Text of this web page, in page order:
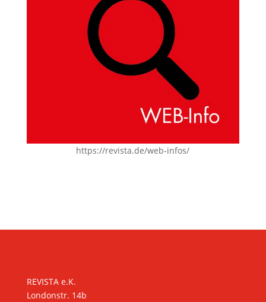
https://revista.de/web-infos/
REVISTA e.K.
Londonstr. 14b